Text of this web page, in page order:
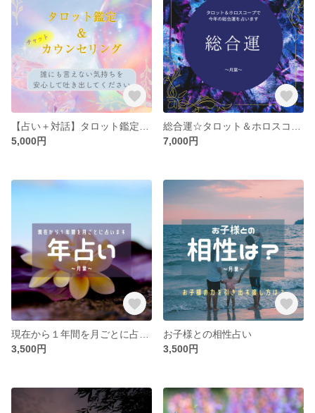
5,000円
7,000円
3,500円
お子様との相性占い
3,500円